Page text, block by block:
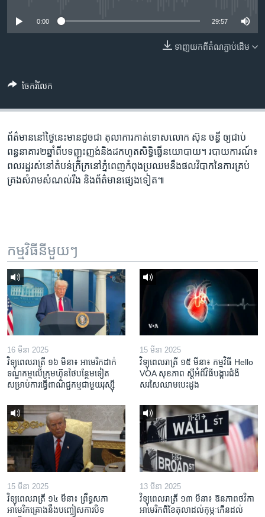
រំលង​
កាន់​
ស្វែង​
0:00 29:57
ទាញ​យក​ពី​តំណភ្ជាប់​ដើម
ចែករំលែក
ព័ត៌មាននៅថ្ងៃនេះមានដូចជា តុលាការកាត់ទោសលោក ស៊ុន ចន្ធី ឲ្យជាប់
ពន្ធនាគារ២ឆ្នាំពីបទញុះញង់និងដកហូតសិទ្ធិធ្វើនយោបាយ។ របាយការណ៍៖
ពលរដ្ឋរស់នៅតំបន់ក្រីក្រនៅភ្នំពេញកំពុងប្រឈមនឹងផលវិបាកនៃការគ្រប់
គ្រងសំរាមសំណល់រឹង និងព័ត៌មានផ្សេងទៀត៕
កម្មវិធី​នីមួយៗ
16 មីនា 2025
វិទ្យុពេលរាត្រី ១៦ មីនា៖ អាមេរិក​ដាក់​
ទណ្ឌកម្ម​លើ​ក្រុមហ៊ុន​ថៃ​បន្ថែម​ទៀត​
សម្រាប់​ការ​ធ្វើ​ពាណិជ្ជកម្ម​ជាមួយ​រុស្ស៊ី
15 មីនា 2025
វិទ្យុពេលរាត្រី ១៥ មីនា៖ កម្មវិធី ​Hello
VOA សុខភាព ស្ដី​អំពី​វិធី​បង្ការ​ជំងឺ​
សរសៃ​ឈាម​បេះដូង
15 មីនា 2025
វិទ្យុពេលរាត្រី ១៤ មីនា៖ ព្រឹទ្ធសភា
អាមេរិកគ្រោងនឹងបញ្ចៀសការបិទ
13 មីនា 2025
វិទ្យុពេលរាត្រី ១៣ មីនា៖ ឱនភាព​ថវិកា​
អាមេរិក​ពី​ខែ​តុលា​ដល់​កុម្ភៈ​កើន​ដល់​